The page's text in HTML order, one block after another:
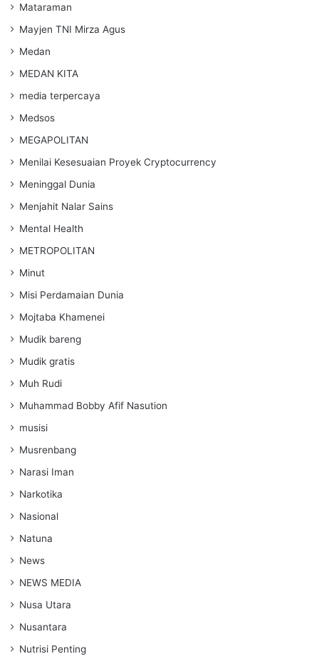
Mataraman
Mayjen TNI Mirza Agus
Medan
MEDAN KITA
media terpercaya
Medsos
MEGAPOLITAN
Menilai Kesesuaian Proyek Cryptocurrency
Meninggal Dunia
Menjahit Nalar Sains
Mental Health
METROPOLITAN
Minut
Misi Perdamaian Dunia
Mojtaba Khamenei
Mudik bareng
Mudik gratis
Muh Rudi
Muhammad Bobby Afif Nasution
musisi
Musrenbang
Narasi Iman
Narkotika
Nasional
Natuna
News
NEWS MEDIA
Nusa Utara
Nusantara
Nutrisi Penting